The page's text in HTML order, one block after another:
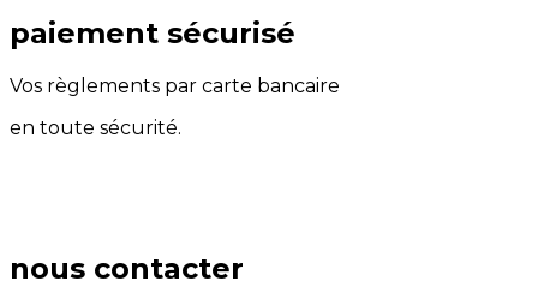
paiement sécurisé
Vos règlements par carte bancaire
en toute sécurité.
nous contacter